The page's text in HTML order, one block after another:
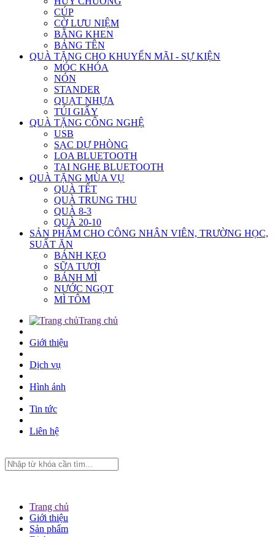
CÚP
CỜ LƯU NIỆM
BẰNG KHEN
BẢNG TÊN
QUÀ TẶNG CHO KHUYẾN MÃI - SỰ KIỆN
MÓC KHÓA
NÓN
STANDER
QUẠT NHỰA
TÚI GIẤY
QUÀ TẶNG CÔNG NGHỆ
USB
SẠC DỰ PHÒNG
LOA BLUETOOTH
TAI NGHE BLUETOOTH
QUÀ TẶNG MÙA VỤ
QUÀ TẾT
QUÀ TRUNG THU
QUÀ 8-3
QUÀ 20-10
SẢN PHẨM CHO CÔNG NHÂN VIÊN, TRƯỜNG HỌC,
SUẤT ĂN
BÁNH KẸO
SỮA TƯƠI
BÁNH MÌ
NƯỚC NGỌT
MÌ TÔM
Trang chủ
Giới thiệu
Dịch vụ
Hình ảnh
Tin tức
Liên hệ
Trang chủ
Giới thiệu
Sản phẩm